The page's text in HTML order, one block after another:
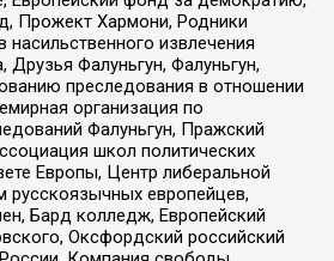
Прожект Хармони, Родники
насильственного извлечения
Фалуньгун, Фалуньгун,
преследования в отношении
организация по
Фалуньгун, Пражский
школ политических
Европы, Центр либеральной
русскоязычных европейцев,
Бард колледж, Европейский
Оксфордский российский